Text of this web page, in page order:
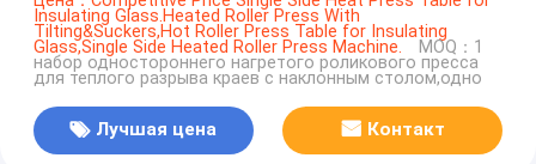
Insulating Glass.Heated Roller Press With
Tilting&Suckers,Hot Roller Press Table for Insulating
Glass,Single Side Heated Roller Press Machine. MOQ：1
набор одностороннего нагретого роликового пресса
для теплого разрыва краев с наклонным столом,одно
Лучшая цена Контакт